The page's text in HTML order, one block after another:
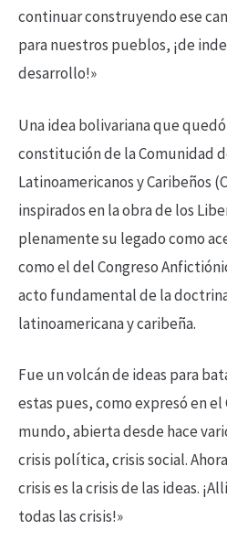
continuar construyendo ese
para nuestros pueblos, ¡de
desarrollo!»
Una idea bolivariana que
constitución de la Comunidad
Latinoamericanos y Caribeños
inspirados en la obra de los
plenamente su legado como
como el del Congreso
acto fundamental de la
latinoamericana y caribeña.
Fue un volcán de ideas para
estas pues, como expresó en el
mundo, abierta desde hace
crisis política, crisis social.
crisis es la crisis de las ideas.
todas las crisis!»